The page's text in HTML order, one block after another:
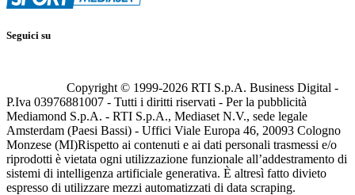
Seguici su
Copyright © 1999-2026 RTI S.p.A. Business Digital -
P.Iva 03976881007 - Tutti i diritti riservati - Per la pubblicità
Mediamond S.p.A. - RTI S.p.A., Mediaset N.V., sede legale
Amsterdam (Paesi Bassi) - Uffici Viale Europa 46, 20093 Cologno
Monzese (MI)Rispetto ai contenuti e ai dati personali trasmessi e/o
riprodotti è vietata ogni utilizzazione funzionale all’addestramento di
sistemi di intelligenza artificiale generativa. È altresì fatto divieto
espresso di utilizzare mezzi automatizzati di data scraping.